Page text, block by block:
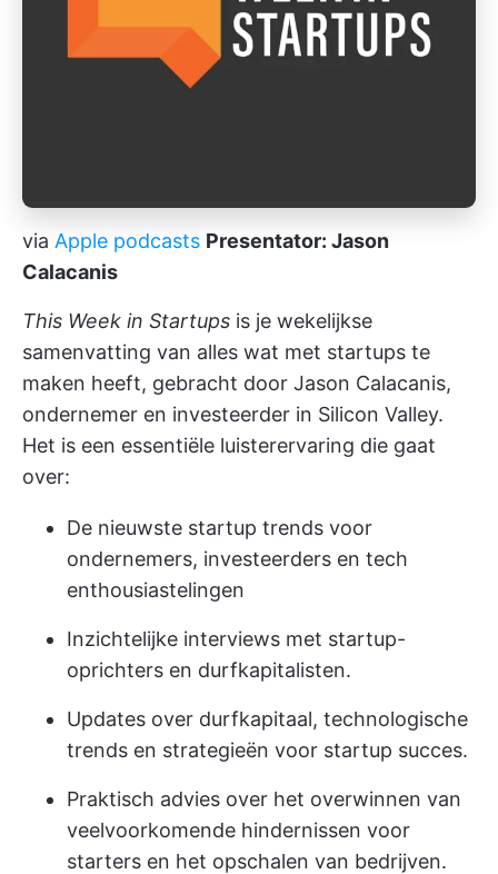
via Apple podcasts Presentator: Jason
Calacanis
This Week in Startups is je wekelijkse
samenvatting van alles wat met startups te
maken heeft, gebracht door Jason Calacanis,
ondernemer en investeerder in Silicon Valley.
Het is een essentiële luisterervaring die gaat
over:
De nieuwste startup trends voor
ondernemers, investeerders en tech
enthousiastelingen
Inzichtelijke interviews met startup-
oprichters en durfkapitalisten.
Updates over durfkapitaal, technologische
trends en strategieën voor startup succes.
Praktisch advies over het overwinnen van
veelvoorkomende hindernissen voor
starters en het opschalen van bedrijven.